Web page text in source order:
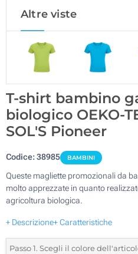
Altre viste
T-shirt bambino
biologico OEKO-
SOL'S Pioneer
Codice:38985 BAMBINI
Queste magliette promozionali da
molto apprezzate in quanto
agricoltura biologica.
+ Descrizione+ Caratteristiche
Passo 1. Scegli il colore